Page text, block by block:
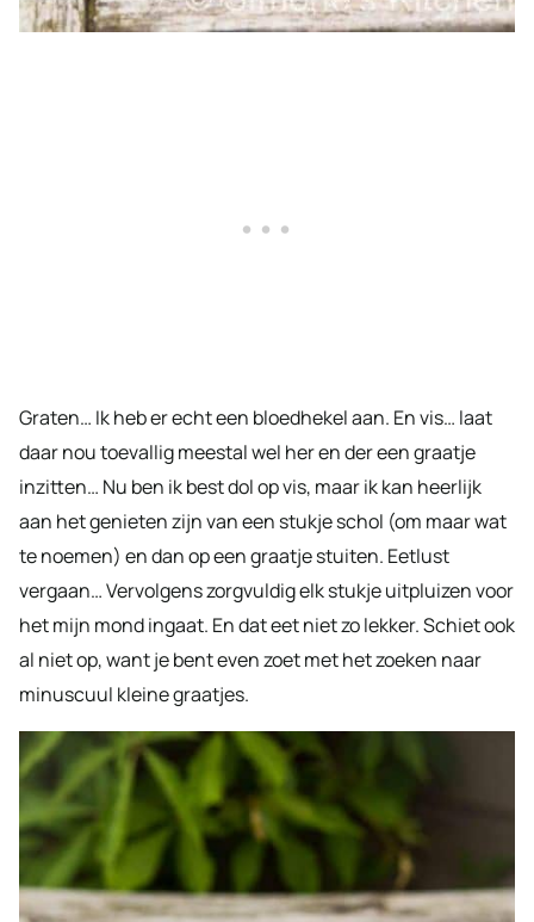
Graten… Ik heb er echt een bloedhekel aan. En vis… laat
daar nou toevallig meestal wel her en der een graatje
inzitten… Nu ben ik best dol op vis, maar ik kan heerlijk
aan het genieten zijn van een stukje schol (om maar wat
te noemen) en dan op een graatje stuiten. Eetlust
vergaan… Vervolgens zorgvuldig elk stukje uitpluizen voor
het mijn mond ingaat. En dat eet niet zo lekker. Schiet ook
al niet op, want je bent even zoet met het zoeken naar
minuscuul kleine graatjes.